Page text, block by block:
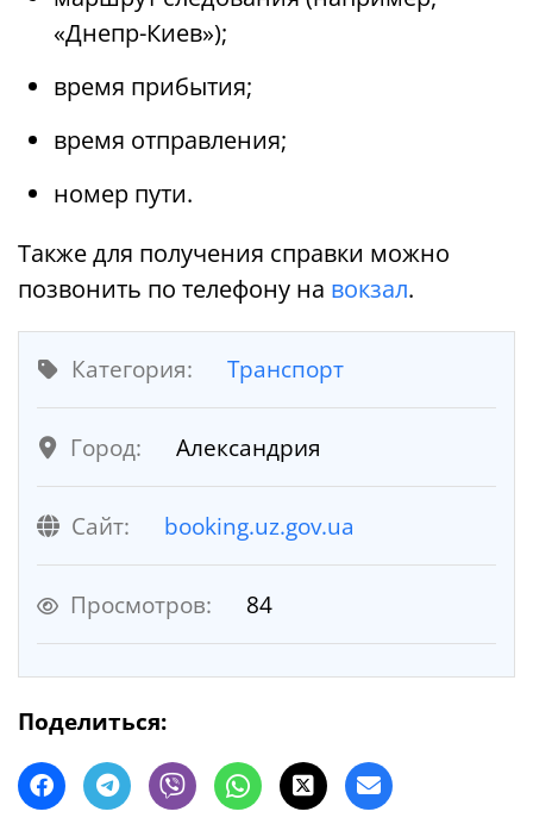
«Днепр-Киев»);
время прибытия;
время отправления;
номер пути.
Также для получения справки можно
позвонить по телефону на вокзал.
Категория: Транспорт
Город: Александрия
Cайт: booking.uz.gov.ua
Просмотров: 84
Поделиться: